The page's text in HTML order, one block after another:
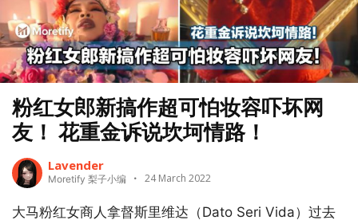
粉红女郎新搞作超可怕妆容吓坏网
友！ 花重金诉说坎坷情路！
Lavender
Moretify 梨子小编 24 March 2022
大马粉红女商人拿督斯里维达（Dato Seri Vida）过去